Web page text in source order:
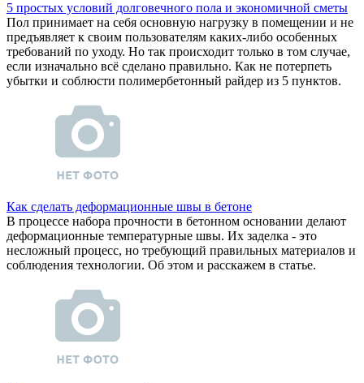
5 простых условий долговечного пола и экономичной сметы
Пол принимает на себя основную нагрузку в помещении и не
предъявляет к своим пользователям каких-либо особенных
требований по уходу. Но так происходит только в том случае,
если изначально всё сделано правильно. Как не потерпеть
убытки и соблюсти полимербетонный райдер из 5 пунктов.
Как сделать деформационные швы в бетоне
В процессе набора прочности в бетонном основании делают
деформационные температурные швы. Их заделка - это
несложный процесс, но требующий правильных материалов и
соблюдения технологии. Об этом и расскажем в статье.